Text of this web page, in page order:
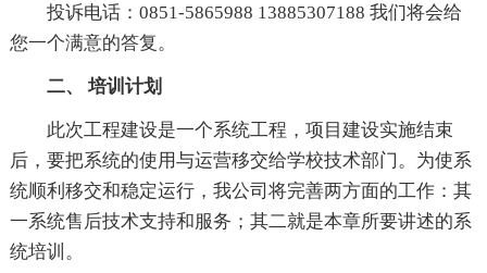
投诉电话：0851-5865988 13885307188 我们将会给
您一个满意的答复。
二、 培训计划
此次工程建设是一个系统工程，项目建设实施结束
后，要把系统的使用与运营移交给学校技术部门。为使系
统顺利移交和稳定运行，我公司将完善两方面的工作：其
一系统售后技术支持和服务；其二就是本章所要讲述的系
统培训。